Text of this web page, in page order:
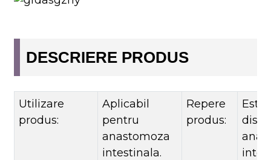
DESCRIERE PRODUS
Utilizare
produs:
Aplicabil
pentru
anastomoza
intestinala.
Repere
produs:
Este